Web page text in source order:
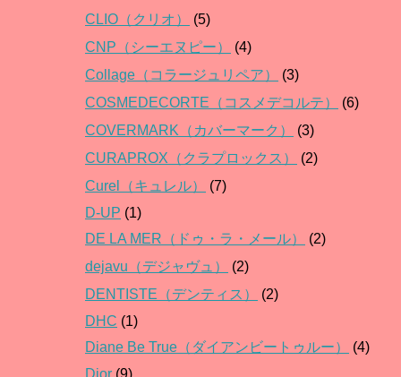
CLIO（クリオ）
(5)
CNP（シーエヌピー）
(4)
Collage（コラージュリペア）
(3)
COSMEDECORTE（コスメデコルテ）
(6)
COVERMARK（カバーマーク）
(3)
CURAPROX（クラプロックス）
(2)
Curel（キュレル）
(7)
D-UP (1)
DE LA MER（ドゥ・ラ・メール）
(2)
dejavu（デジャヴュ）
(2)
DENTISTE（デンティス）
(2)
DHC (1)
Diane Be True（ダイアンビートゥルー）
(4)
Dior (9)